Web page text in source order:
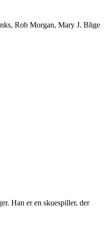
Rob Morgan, Mary J. Blige
Han er en skuespiller, der